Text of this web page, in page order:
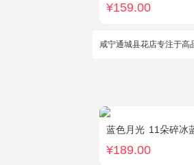
¥159.00
咸宁通城县花店专注于高
蓝色月光 11朵碎冰
¥189.00